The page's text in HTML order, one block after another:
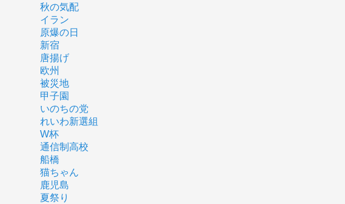
秋の気配
イラン
原爆の日
新宿
唐揚げ
欧州
被災地
甲子園
いのちの党
れいわ新選組
W杯
通信制高校
船橋
猫ちゃん
鹿児島
夏祭り